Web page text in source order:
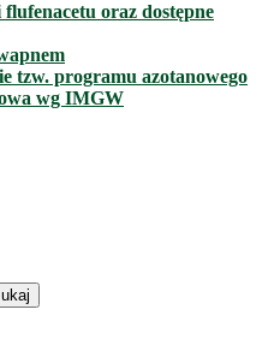
oraz dostępne
tzw. programu azotanowego
wg IMGW